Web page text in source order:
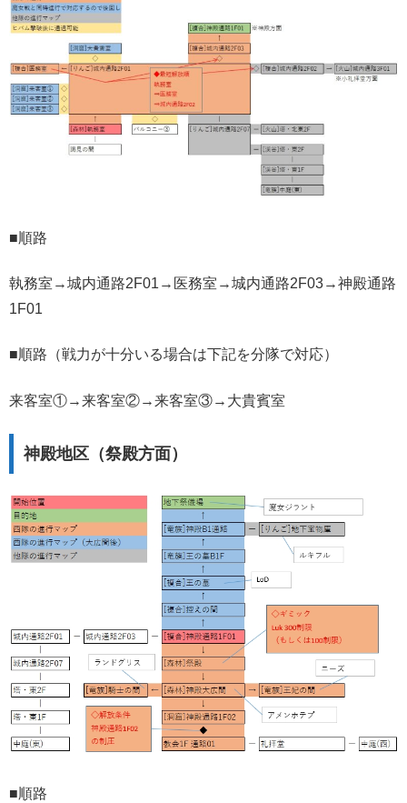
■順路
執務室→城内通路2F01→医務室→城内通路2F03→神殿通路
1F01
■順路（戦力が十分いる場合は下記を分隊で対応）
来客室①→来客室②→来客室③→大貴賓室
神殿地区（祭殿方面）
■順路